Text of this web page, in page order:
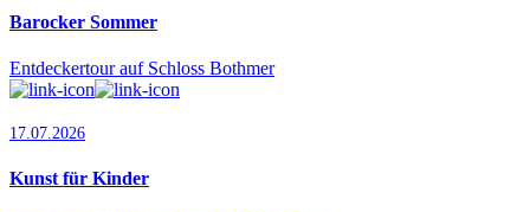
Barocker Sommer
Entdeckertour auf Schloss Bothmer
17.07.2026
Kunst für Kinder